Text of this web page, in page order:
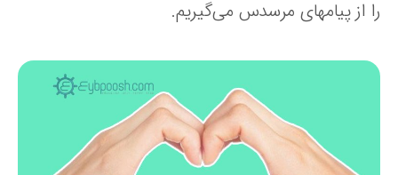
از پیامهای مرسدس می‌گیریم.